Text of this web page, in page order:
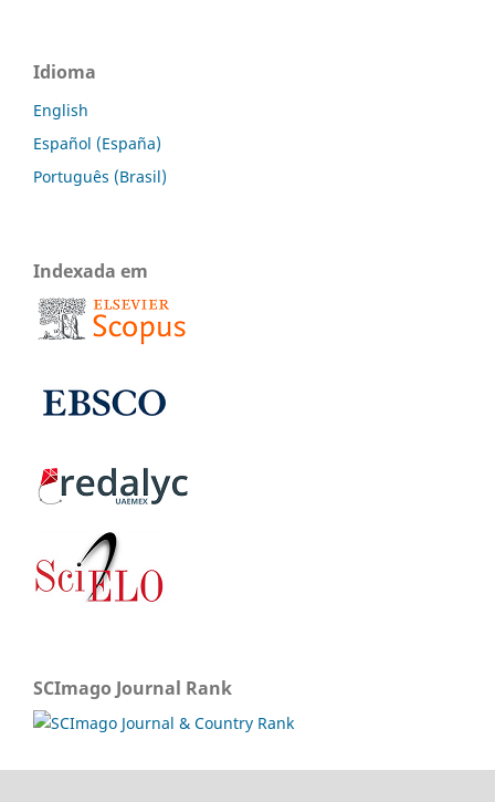
Idioma
English
Español (España)
Português (Brasil)
Indexada em
SCImago Journal Rank